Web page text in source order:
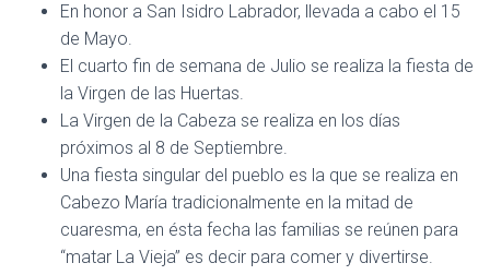
En honor a San Isidro Labrador, llevada a cabo el 15
de Mayo.
El cuarto fin de semana de Julio se realiza la fiesta de
la Virgen de las Huertas.
La Virgen de la Cabeza se realiza en los días
próximos al 8 de Septiembre.
Una fiesta singular del pueblo es la que se realiza en
Cabezo María tradicionalmente en la mitad de
cuaresma, en ésta fecha las familias se reúnen para
“matar La Vieja” es decir para comer y divertirse.